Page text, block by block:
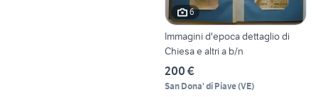
6
Immagini d'epoca dettaglio di
Chiesa e altri a b/n
200 €
San Dona' di Piave(VE)